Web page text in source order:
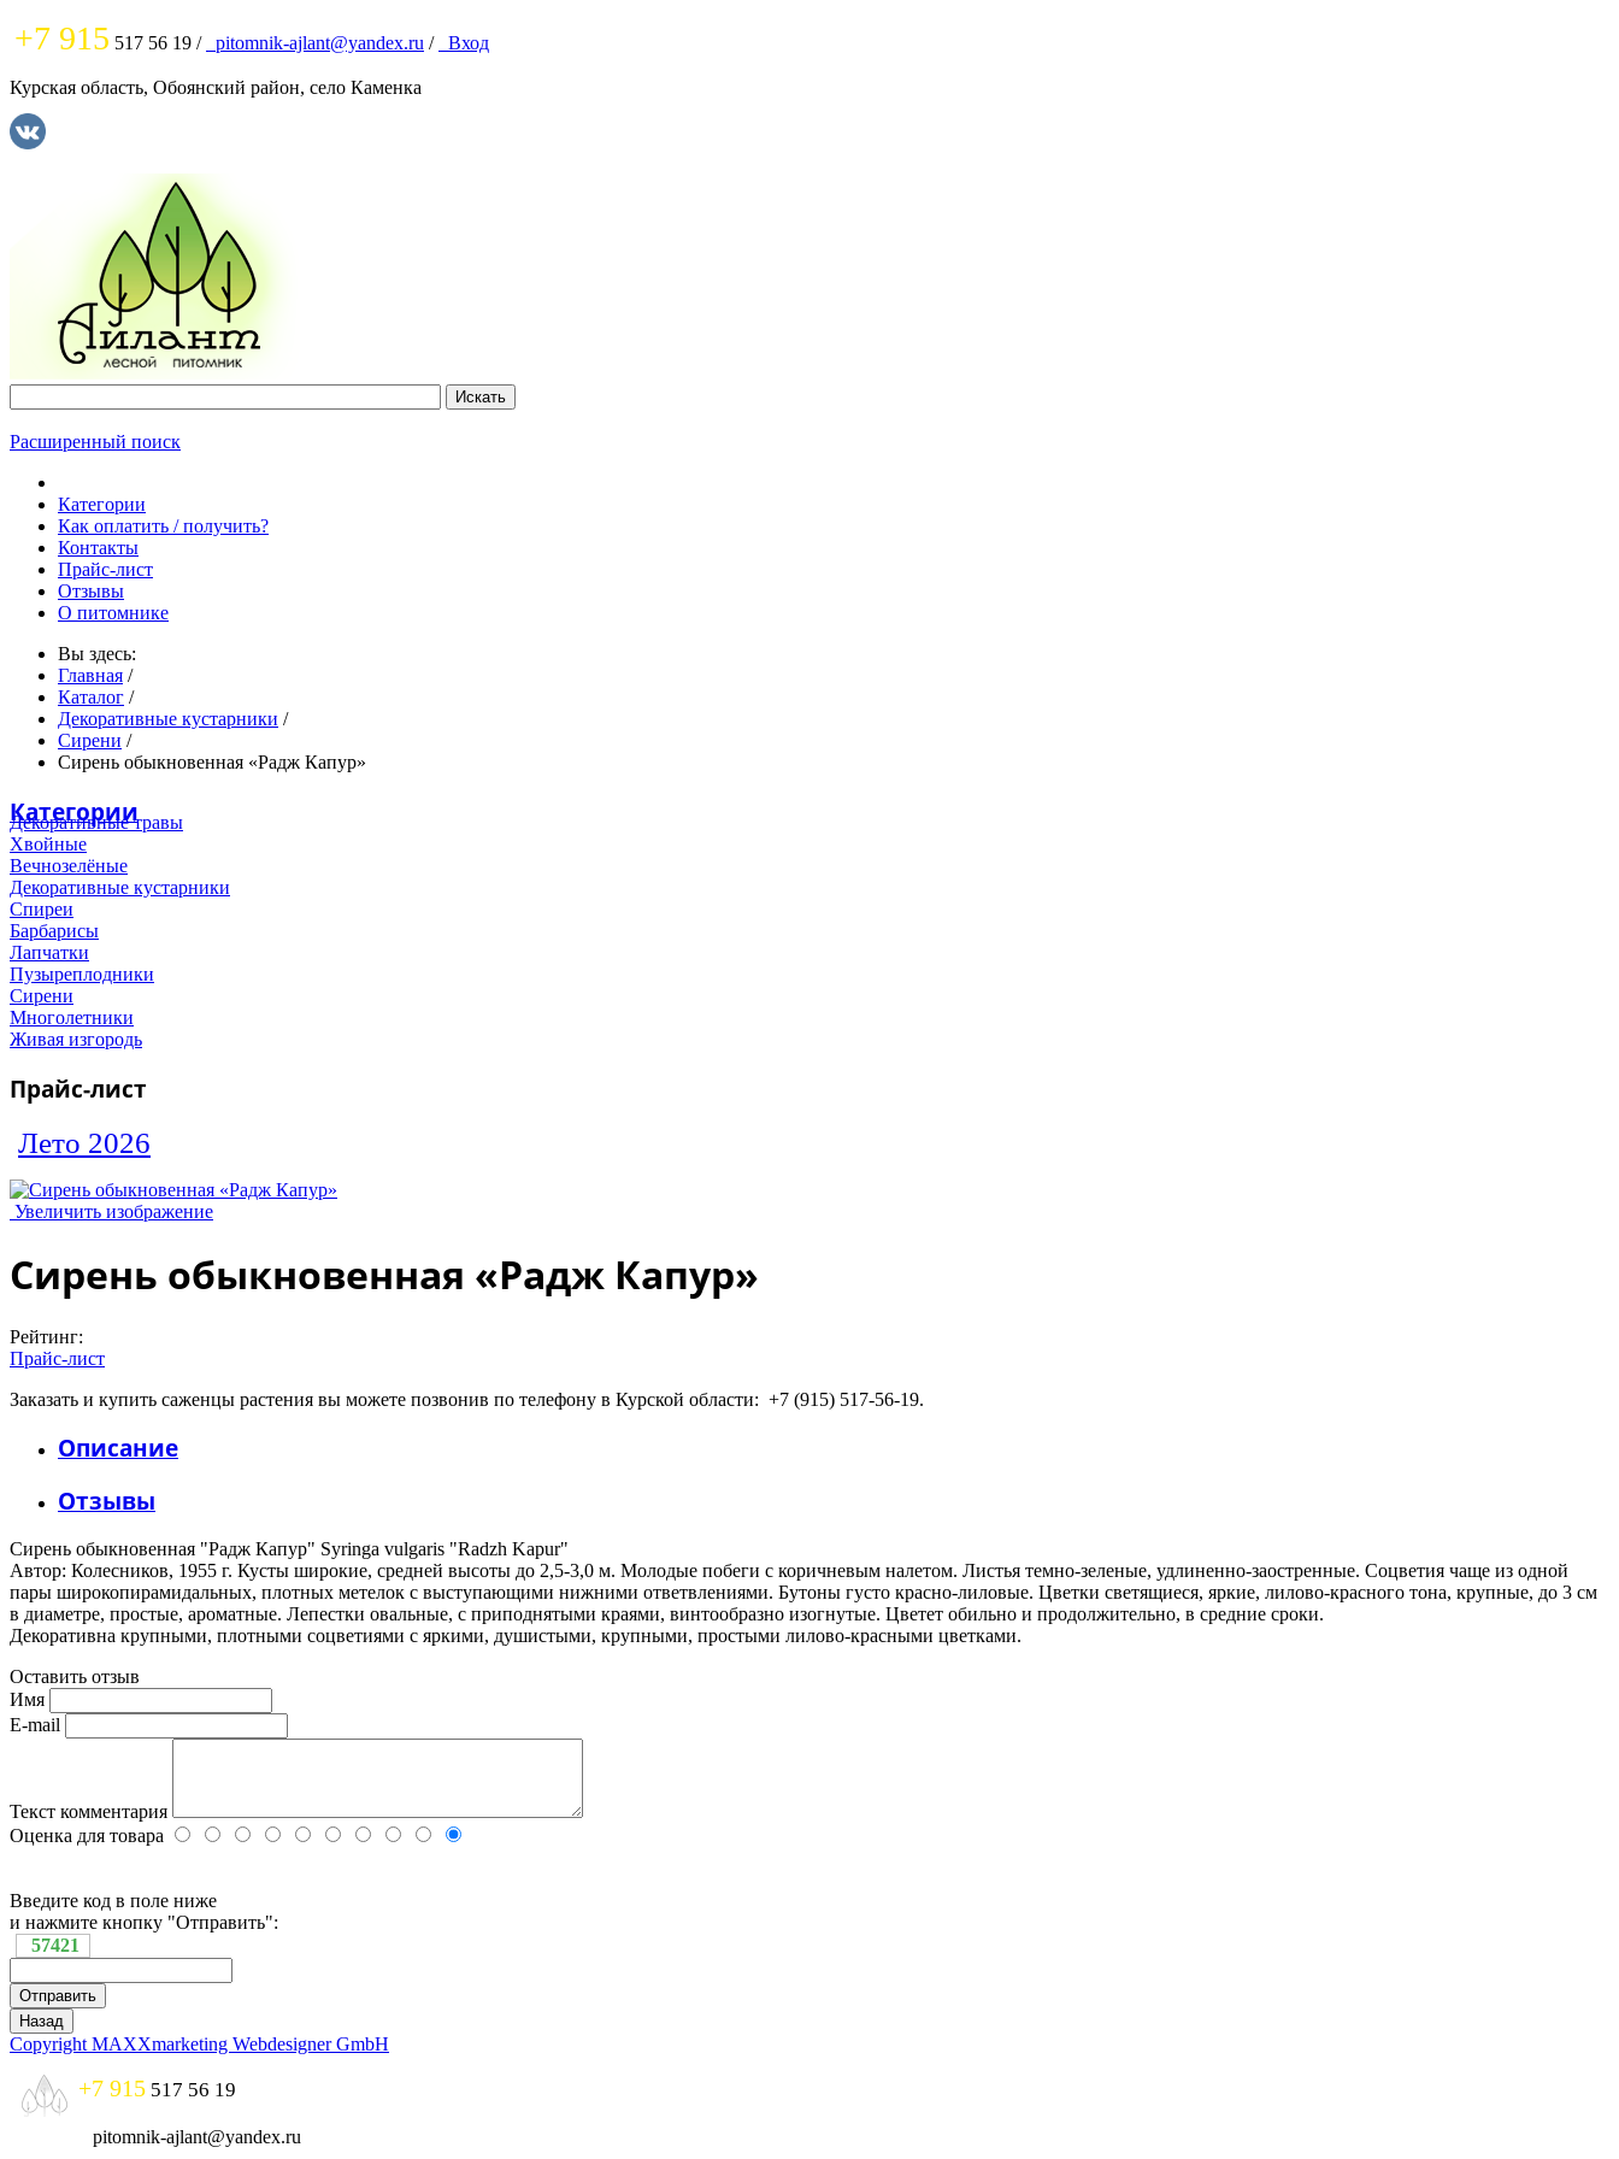
+7 915 517 56 19 / pitomnik-ajlant@yandex.ru / Вход
Курская область, Обоянский район, село Каменка
Расширенный поиск
Категории
Как оплатить / получить?
Контакты
Прайс-лист
Отзывы
О питомнике
Вы здесь:
Главная /
Каталог /
Декоративные кустарники /
Сирени /
Сирень обыкновенная «Радж Капур»
Категории
Декоративные травы
Хвойные
Вечнозелёные
Декоративные кустарники
Спиреи
Барбарисы
Лапчатки
Пузыреплодники
Сирени
Многолетники
Живая изгородь
Прайс-лист
Лето 2026
Увеличить изображение
Сирень обыкновенная «Радж Капур»
Рейтинг:
Прайс-лист
Заказать и купить саженцы растения вы можете позвонив по телефону в Курской области: +7 (915) 517-56-19.
Описание
Отзывы
Сирень обыкновенная "Радж Капур" Syringa vulgaris "Radzh Kapur"
Автор: Колесников, 1955 г. Кусты широкие, средней высоты до 2,5-3,0 м. Молодые побеги с коричневым налетом. Листья темно-зеленые, удлиненно-заостренные. Соцветия чаще из одной
пары широкопирамидальных, плотных метелок с выступающими нижними ответвлениями. Бутоны густо красно-лиловые. Цветки светящиеся, яркие, лилово-красного тона, крупные, до 3 см
в диаметре, простые, ароматные. Лепестки овальные, с приподнятыми краями, винтообразно изогнутые. Цветет обильно и продолжительно, в средние сроки.
Декоративна крупными, плотными соцветиями с яркими, душистыми, крупными, простыми лилово-красными цветками.
Оставить отзыв
Имя
E-mail
Текст комментария
Оценка для товара
Введите код в поле ниже
и нажмите кнопку "Отправить":
57421
Copyright MAXXmarketing Webdesigner GmbH
+7 915 517 56 19
pitomnik-ajlant@yandex.ru